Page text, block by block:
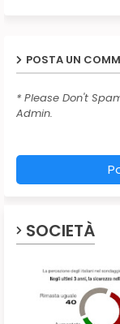
POSTA UN
* Please Don't
Admin.
SOCIETÀ